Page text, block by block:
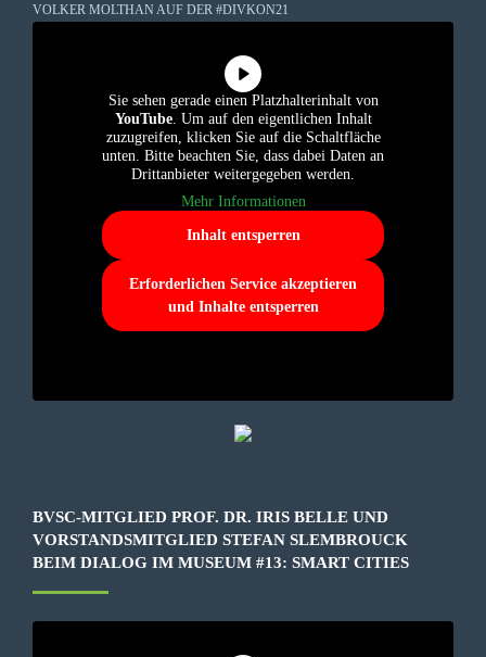
VOLKER MOLTHAN AUF DER #DIVKON21
Sie sehen gerade einen Platzhalterinhalt von
YouTube. Um auf den eigentlichen Inhalt
zuzugreifen, klicken Sie auf die Schaltfläche
unten. Bitte beachten Sie, dass dabei Daten an
Drittanbieter weitergegeben werden.
Mehr Informationen
Inhalt entsperren
Erforderlichen Service akzeptieren
und Inhalte entsperren
BVSC-MITGLIED PROF. DR. IRIS BELLE UND
VORSTANDSMITGLIED STEFAN SLEMBROUCK
BEIM DIALOG IM MUSEUM #13: SMART CITIES